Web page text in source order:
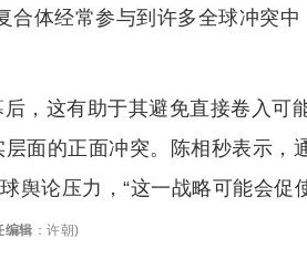
合体经常参与到许多全球冲突中
，这有助于其避免直接卷入可
面的正面冲突。陈相秒表示，
舆论压力，“这一战略可能会促
编辑 ： 许朝)